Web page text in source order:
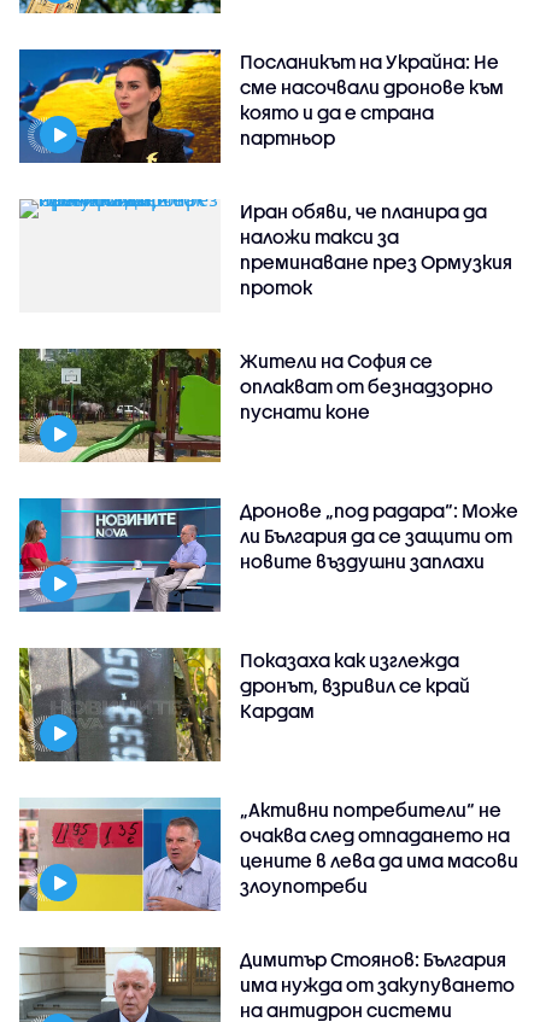
Посланикът на Украйна: Не
сме насочвали дронове към
която и да е страна
партньор
Иран обяви, че планира да
наложи такси за
преминаване през Ормузкия
проток
Жители на София се
оплакват от безнадзорно
пуснати коне
Дронове „под радара“: Може
ли България да се защити от
новите въздушни заплахи
Показаха как изглежда
дронът, взривил се край
Кардам
„Активни потребители“ не
очаква след отпадането на
цените в лева да има масови
злоупотреби
Димитър Стоянов: България
има нужда от закупуването
на антидрон системи